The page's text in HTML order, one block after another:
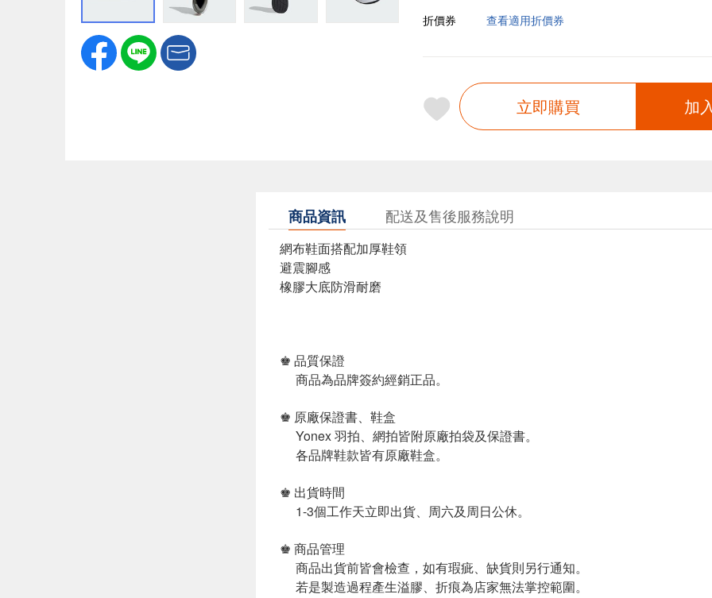
折價券
查看適用折價券
立即購買 加
商品資訊 配送及售後服務說明
網布鞋面搭配加厚鞋領
避震腳感
橡膠大底防滑耐磨
♚ 品質保證
商品為品牌簽約經銷正品。
♚ 原廠保證書、鞋盒
Yonex 羽拍、網拍皆附原廠拍袋及保證書。
各品牌鞋款皆有原廠鞋盒。
♚ 出貨時間
1-3個工作天立即出貨、周六及周日公休。
♚ 商品管理
商品出貨前皆會檢查，如有瑕疵、缺貨則另行通知。
若是製造過程產生溢膠、折痕為店家無法掌控範圍。